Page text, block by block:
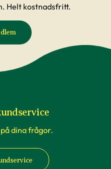
Helt kostnadsfritt.
dina frågor.